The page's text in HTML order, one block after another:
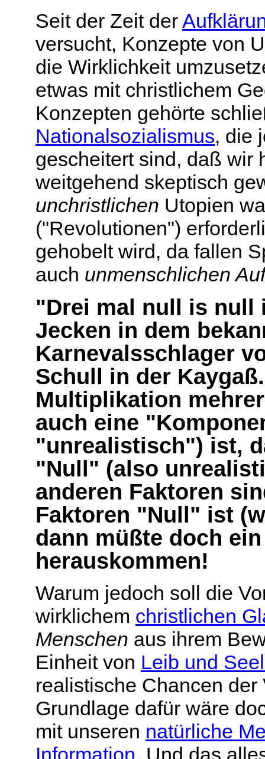
Seit der Zeit der
versucht, Konzepte von
die Wirklichkeit
etwas mit christlichem
Konzepten gehörte
Nationalsozialismus, die
gescheitert sind, daß wir
weitgehend skeptisch
unchristlichen Utopien
("Revolutionen")
gehobelt wird, da fallen
auch unmenschlichen
"Drei mal null is null
Jecken in dem
Karnevalsschlager
Schull in der
Multiplikation
auch eine
"unrealistisch") ist,
"Null" (also
anderen Faktoren
Faktoren "Null" ist
dann müßte doch
herauskommen!
Warum jedoch soll die
wirklichem christlichen
Menschen aus ihrem
Einheit von Leib und
realistische Chancen
Grundlage dafür wäre
mit unseren natürliche
Information. Und das